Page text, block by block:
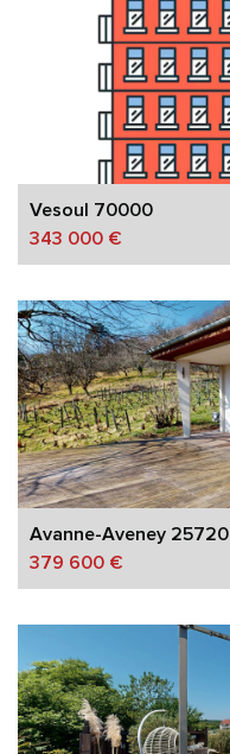
Vesoul 70000
343 000 €
Avanne-Aveney 25720
379 600 €